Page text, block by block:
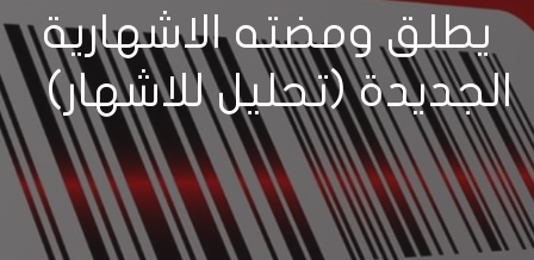
يطلق ومضته الاشهارية
الجديدة (تحليل للاشهار)